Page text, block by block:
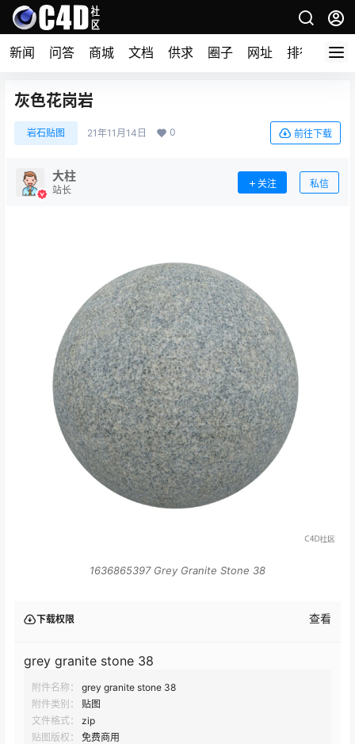
新闻 问答 商城 文档 供求 圈子 网址 排行榜
​灰色花岗岩
岩石贴图 21年11月14日 0 前往下载
大柱
站长
关注 私信
1636865397 Grey Granite Stone 38
下载权限 查看
​grey granite stone 38​
附件名称：
​grey granite stone 38​
附件类别：
贴图
文件格式：
zip
贴图版权：
免费商用